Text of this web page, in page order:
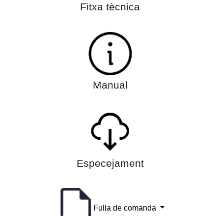
Fitxa tècnica
Manual
Especejament
Fulla de comanda